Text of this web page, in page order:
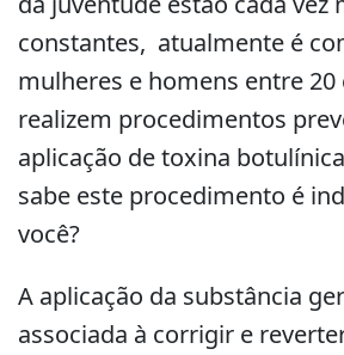
constantes, atualmente é
mulheres e homens entre 20
realizem procedimentos
aplicação de toxina
sabe este procedimento é
você?
A aplicação da substância
associada à corrigir e